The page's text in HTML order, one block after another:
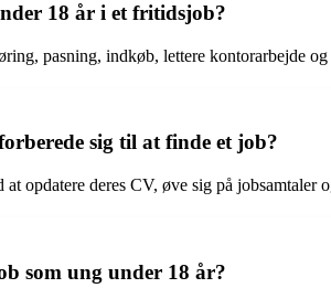
18 år i et fritidsjob?
pasning, indkøb, lettere kontorarbejde
sig til at finde et job?
opdatere deres CV, øve sig på jobsamtaler
som ung under 18 år?